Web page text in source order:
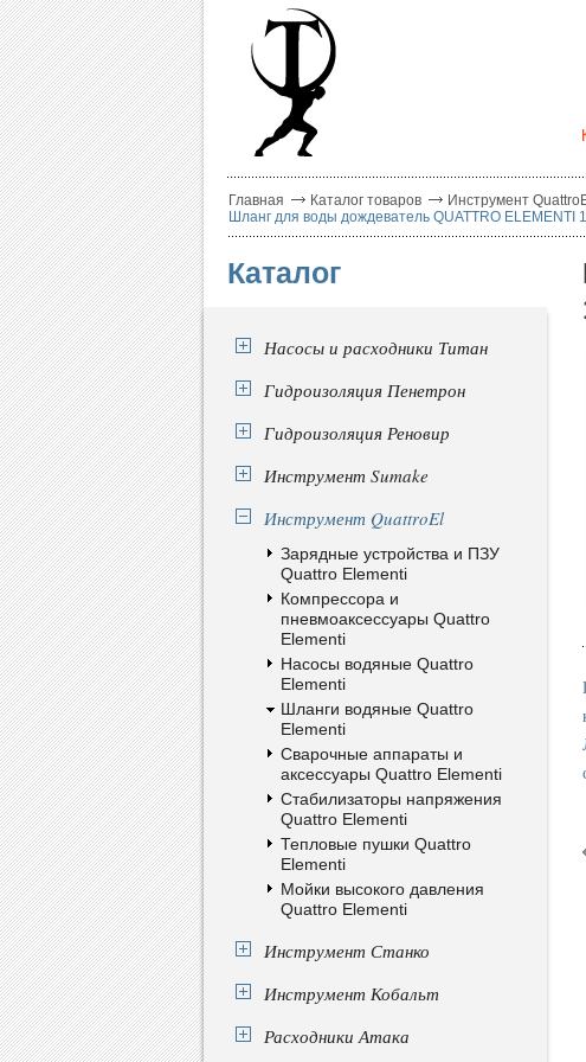
Главная Каталог товаров Инструмент
Шланг для воды дождеватель QUATTRO ELEMENTI
Каталог
Насосы и расходники Титан
Гидроизоляция Пенетрон
Гидроизоляция Реновир
Инструмент Sumake
Инструмент QuattroEl
Зарядные устройства и ПЗУ
Quattro Elementi
Компрессора и
пневмоаксессуары Quattro
Elementi
Насосы водяные Quattro
Elementi
Шланги водяные Quattro
Elementi
Сварочные аппараты и
аксессуары Quattro Elementi
Стабилизаторы напряжения
Quattro Elementi
Тепловые пушки Quattro
Elementi
Мойки высокого давления
Quattro Elementi
Инструмент Станко
Инструмент Кобальт
Расходники Атака